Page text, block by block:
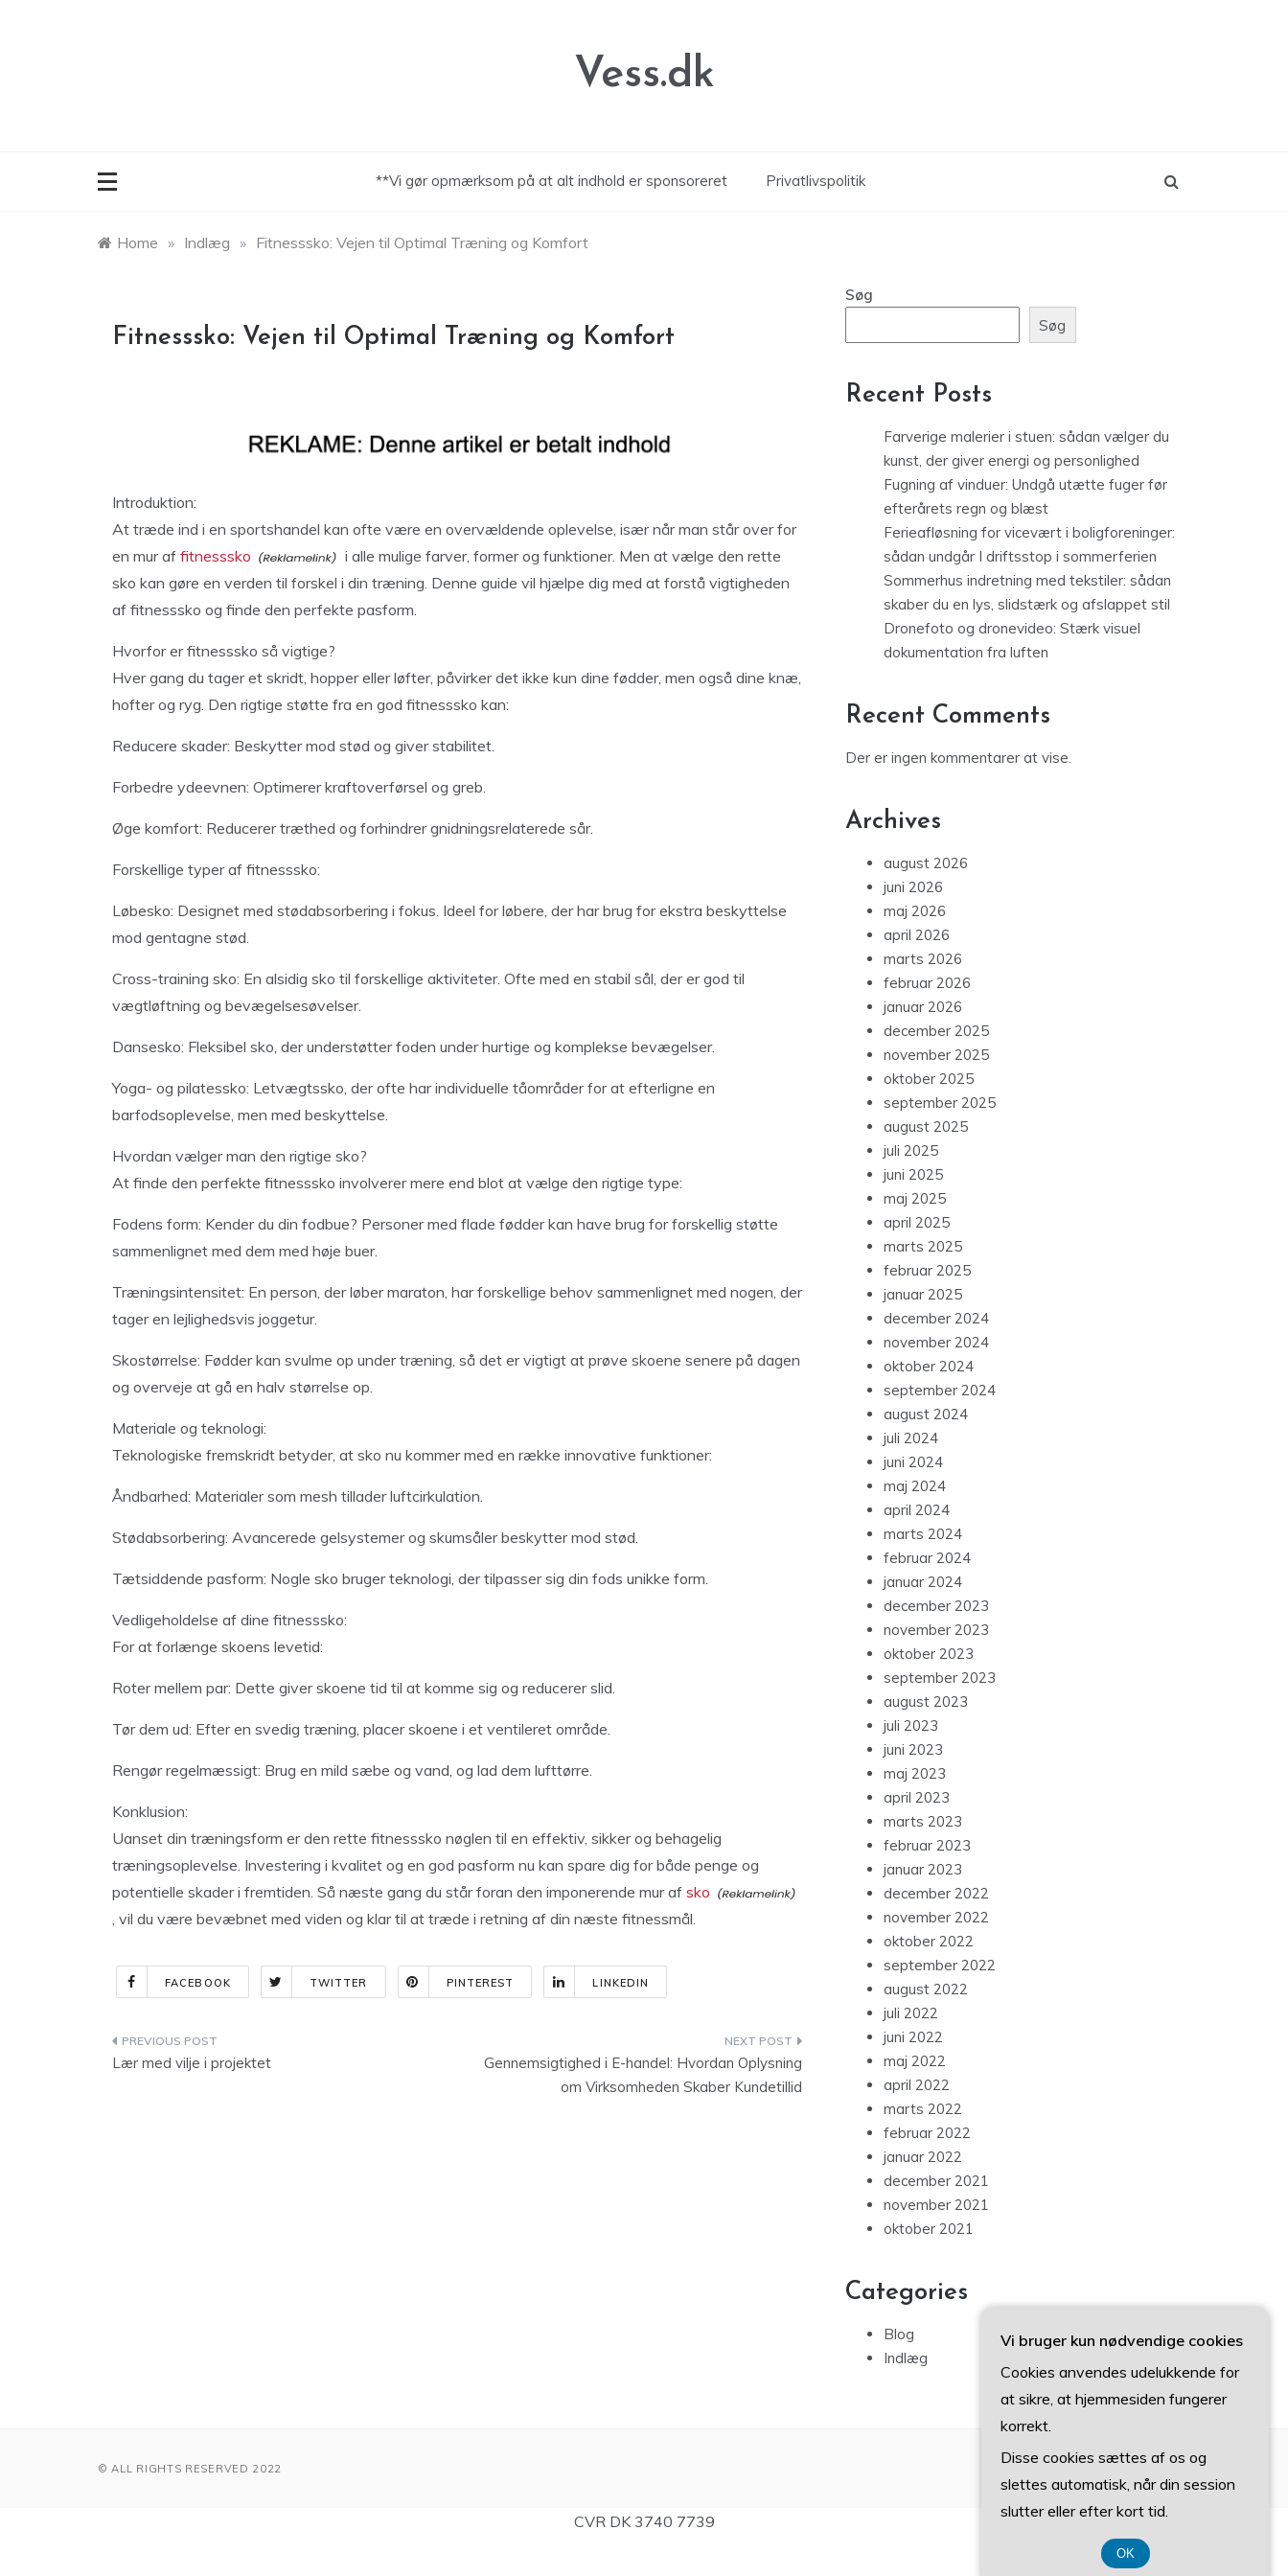
Vess.dk
**Vi gør opmærksom på at alt indhold er sponsoreret Privatlivspolitik
Home » Indlæg » Fitnesssko: Vejen til Optimal Træning og Komfort
Fitnesssko: Vejen til Optimal Træning og Komfort
Introduktion:
At træde ind i en sportshandel kan ofte være en overvældende oplevelse, især når man står over for
en mur af fitnesssko
i alle mulige farver, former og funktioner. Men at vælge den rette
sko kan gøre en verden til forskel i din træning. Denne guide vil hjælpe dig med at forstå vigtigheden
af fitnesssko og finde den perfekte pasform.
Hvorfor er fitnesssko så vigtige?
Hver gang du tager et skridt, hopper eller løfter, påvirker det ikke kun dine fødder, men også dine knæ,
hofter og ryg. Den rigtige støtte fra en god fitnesssko kan:
Reducere skader: Beskytter mod stød og giver stabilitet.
Forbedre ydeevnen: Optimerer kraftoverførsel og greb.
Øge komfort: Reducerer træthed og forhindrer gnidningsrelaterede sår.
Forskellige typer af fitnesssko:
Løbesko: Designet med stødabsorbering i fokus. Ideel for løbere, der har brug for ekstra beskyttelse
mod gentagne stød.
Cross-training sko: En alsidig sko til forskellige aktiviteter. Ofte med en stabil sål, der er god til
vægtløftning og bevægelsesøvelser.
Dansesko: Fleksibel sko, der understøtter foden under hurtige og komplekse bevægelser.
Yoga- og pilatessko: Letvægtssko, der ofte har individuelle tåområder for at efterligne en
barfodsoplevelse, men med beskyttelse.
Hvordan vælger man den rigtige sko?
At finde den perfekte fitnesssko involverer mere end blot at vælge den rigtige type:
Fodens form: Kender du din fodbue? Personer med flade fødder kan have brug for forskellig støtte
sammenlignet med dem med høje buer.
Træningsintensitet: En person, der løber maraton, har forskellige behov sammenlignet med nogen, der
tager en lejlighedsvis joggetur.
Skostørrelse: Fødder kan svulme op under træning, så det er vigtigt at prøve skoene senere på dagen
og overveje at gå en halv størrelse op.
Materiale og teknologi:
Teknologiske fremskridt betyder, at sko nu kommer med en række innovative funktioner:
Åndbarhed: Materialer som mesh tillader luftcirkulation.
Stødabsorbering: Avancerede gelsystemer og skumsåler beskytter mod stød.
Tætsiddende pasform: Nogle sko bruger teknologi, der tilpasser sig din fods unikke form.
Vedligeholdelse af dine fitnesssko:
For at forlænge skoens levetid:
Roter mellem par: Dette giver skoene tid til at komme sig og reducerer slid.
Tør dem ud: Efter en svedig træning, placer skoene i et ventileret område.
Rengør regelmæssigt: Brug en mild sæbe og vand, og lad dem lufttørre.
Konklusion:
Uanset din træningsform er den rette fitnesssko nøglen til en effektiv, sikker og behagelig
træningsoplevelse. Investering i kvalitet og en god pasform nu kan spare dig for både penge og
potentielle skader i fremtiden. Så næste gang du står foran den imponerende mur af sko
, vil du være bevæbnet med viden og klar til at træde i retning af din næste fitnessmål.
FACEBOOK TWITTER PINTEREST LINKEDIN
Indlægsnavigation
Lær med vilje i projektet
Gennemsigtighed i E-handel: Hvordan Oplysning
om Virksomheden Skaber Kundetillid
Søg
Søg
Recent Posts
Farverige malerier i stuen: sådan vælger du
kunst, der giver energi og personlighed
Fugning af vinduer: Undgå utætte fuger før
efterårets regn og blæst
Ferieafløsning for vicevært i boligforeninger:
sådan undgår I driftsstop i sommerferien
Sommerhus indretning med tekstiler: sådan
skaber du en lys, slidstærk og afslappet stil
Dronefoto og dronevideo: Stærk visuel
dokumentation fra luften
Recent Comments
Der er ingen kommentarer at vise.
Archives
august 2026
juni 2026
maj 2026
april 2026
marts 2026
februar 2026
januar 2026
december 2025
november 2025
oktober 2025
september 2025
august 2025
juli 2025
juni 2025
maj 2025
april 2025
marts 2025
februar 2025
januar 2025
december 2024
november 2024
oktober 2024
september 2024
august 2024
juli 2024
juni 2024
maj 2024
april 2024
marts 2024
februar 2024
januar 2024
december 2023
november 2023
oktober 2023
september 2023
august 2023
juli 2023
juni 2023
maj 2023
april 2023
marts 2023
februar 2023
januar 2023
december 2022
november 2022
oktober 2022
september 2022
august 2022
juli 2022
juni 2022
maj 2022
april 2022
marts 2022
februar 2022
januar 2022
december 2021
november 2021
oktober 2021
Categories
Blog
Indlæg
© ALL RIGHTS RESERVED 2022
CVR DK 3740 7739
Vi bruger kun nødvendige cookies
Cookies anvendes udelukkende for
at sikre, at hjemmesiden fungerer
korrekt.
Disse cookies sættes af os og
slettes automatisk, når din session
slutter eller efter kort tid.
OK